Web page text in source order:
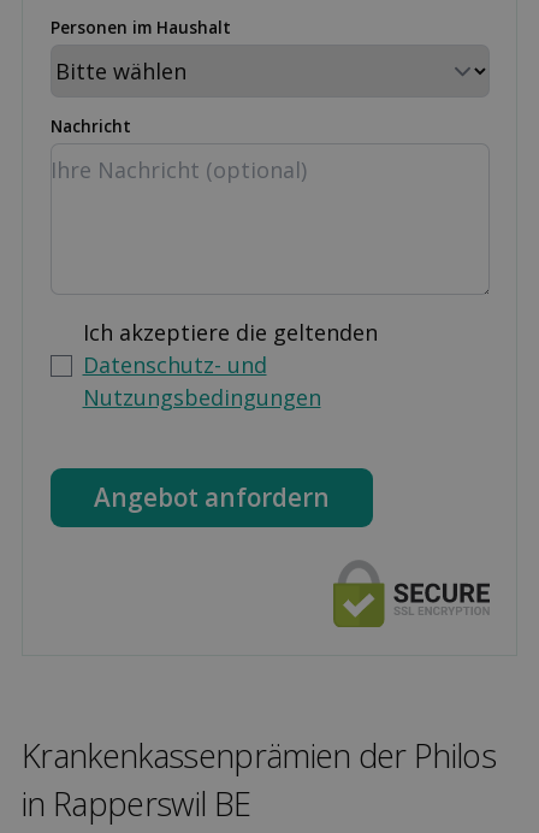
Personen im Haushalt
Nachricht
Ich akzeptiere die geltenden
Datenschutz- und
Nutzungsbedingungen
Angebot anfordern
Kranken­kassen­prämien der Philos
in Rapperswil BE